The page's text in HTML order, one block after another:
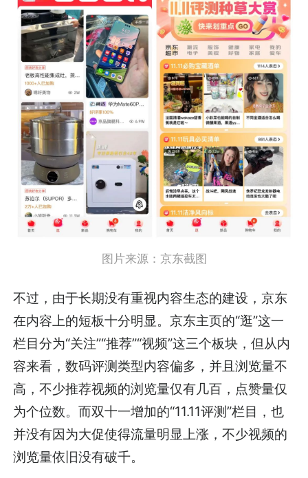
图片来源：京东截图
不过，由于长期没有重视内容生态的建设，京东
在内容上的短板十分明显。京东主页的“逛”这一
栏目分为“关注”“推荐”“视频”这三个板块，但从内
容来看，数码评测类型内容偏多，并且浏览量不
高，不少推荐视频的浏览量仅有几百，点赞量仅
为个位数。而双十一增加的“11.11评测”栏目，也
并没有因为大促使得流量明显上涨，不少视频的
浏览量依旧没有破千。